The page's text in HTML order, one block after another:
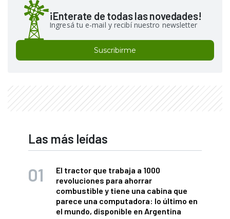
¡Enterate de todas las novedades!
Ingresá tu e-mail y recibí nuestro newsletter
Suscribirme
Las más leídas
El tractor que trabaja a 1000
revoluciones para ahorrar
combustible y tiene una cabina que
parece una computadora: lo último en
el mundo, disponible en Argentina